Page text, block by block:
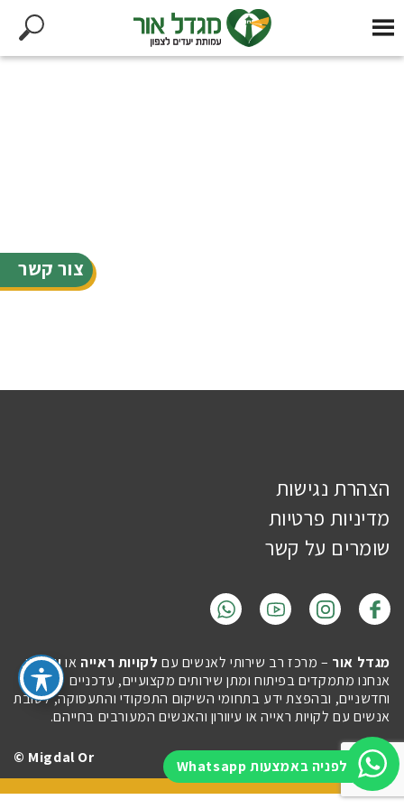
צור קשר
לפניה באמצעות Whatsapp
הצהרת נגישות
מדיניות פרטיות
שומרים על קשר
מגדל אור – מרכז רב שירותי לאנשים עם לקויות ראייה אועיוורון.
אנחנו מתמקדים בפיתוח ומתן שירותים מקצועיים, עדכניים
וחדשניים, ובהפצת ידע בתחומי השיקום התפקודי והתעסוקה, לטובת
אנשים עם לקויות ראייה או עיוורון והאנשים המעורבים בחייהם.
Imaginet
Migdal Or ©